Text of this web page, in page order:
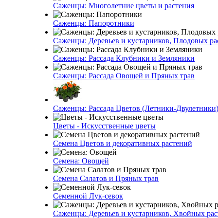
Саженцы: Многолетние цветы и растения
Саженцы: Папоротники
Саженцы: Деревьев и кустарников, Плодовых
Саженцы: Рассада Клубники и Земляники
Саженцы: Рассада Овощей и Пряных трав
Саженцы: Рассада Цветов (Летники-Двулетники)
Цветы - Искусственные цветы
Семена Цветов и декоративных растений
Семена: Овощей
Семена Салатов и Пряных трав
Семенной Лук-севок
Саженцы: Деревьев и кустарников, Хвойных